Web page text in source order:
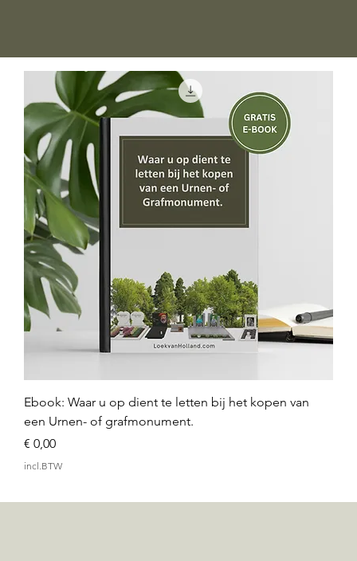
Ebook: Waar u op dient te letten bij het kopen van
een Urnen- of grafmonument.
Prijs
€ 0,00
incl.BTW